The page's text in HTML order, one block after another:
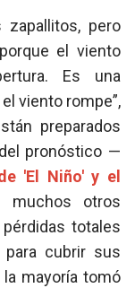
pero
el viento
Es una
viento rompe”,
preparados
pronóstico —
'El Niño' y el
muchos otros
totales
cubrir sus
mayoría tomó